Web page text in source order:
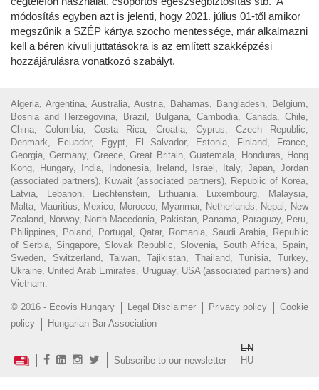
módosítás egyben azt is jelenti, hogy 2021. július 01-től amikor
megszűnik a SZÉP kártya szocho mentessége, már alkalmazni
kell a béren kívüli juttatásokra is az említett szakképzési
hozzájárulásra vonatkozó szabályt.
Algeria, Argentina, Australia, Austria, Bahamas, Bangladesh, Belgium,
Bosnia and Herzegovina, Brazil, Bulgaria, Cambodia, Canada, Chile,
China, Colombia, Costa Rica, Croatia, Cyprus, Czech Republic,
Denmark, Ecuador, Egypt, El Salvador, Estonia, Finland, France,
Georgia, Germany, Greece, Great Britain, Guatemala, Honduras, Hong
Kong, Hungary, India, Indonesia, Ireland, Israel, Italy, Japan, Jordan
(associated partners), Kuwait (associated partners), Republic of Korea,
Latvia, Lebanon, Liechtenstein, Lithuania, Luxembourg, Malaysia,
Malta, Mauritius, Mexico, Morocco, Myanmar, Netherlands, Nepal, New
Zealand, Norway, North Macedonia, Pakistan, Panama, Paraguay, Peru,
Philippines, Poland, Portugal, Qatar, Romania, Saudi Arabia, Republic
of Serbia, Singapore, Slovak Republic, Slovenia, South Africa, Spain,
Sweden, Switzerland, Taiwan, Tajikistan, Thailand, Tunisia, Turkey,
Ukraine, United Arab Emirates, Uruguay, USA (associated partners) and
Vietnam.
© 2016 - Ecovis Hungary Legal Disclaimer Privacy policy
Cookie
policy
Hungarian Bar Association
Subscribe to our newsletter
EN
HU